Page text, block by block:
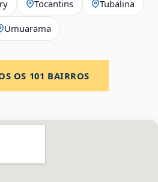
Tocantins Tubalina
Umuarama
OS 101 BAIRROS